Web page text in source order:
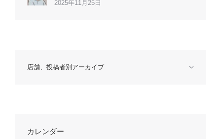
2025年11月25日
店舗、投稿者別アーカイブ
カレンダー